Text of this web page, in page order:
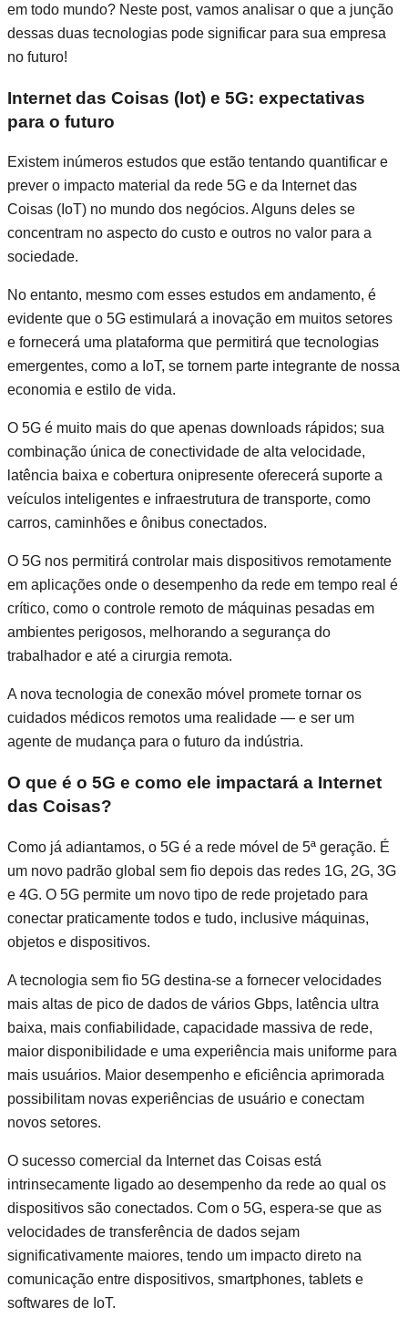
em todo mundo? Neste post, vamos analisar o que a junção
dessas duas tecnologias pode significar para sua empresa
no futuro!
Internet das Coisas (Iot) e 5G: expectativas
para o futuro
Existem inúmeros estudos que estão tentando quantificar e
prever o impacto material da rede 5G e da Internet das
Coisas (IoT) no mundo dos negócios. Alguns deles se
concentram no aspecto do custo e outros no valor para a
sociedade.
No entanto, mesmo com esses estudos em andamento, é
evidente que o 5G estimulará a inovação em muitos setores
e fornecerá uma plataforma que permitirá que tecnologias
emergentes, como a IoT, se tornem parte integrante de nossa
economia e estilo de vida.
O 5G é muito mais do que apenas downloads rápidos; sua
combinação única de conectividade de alta velocidade,
latência baixa e cobertura onipresente oferecerá suporte a
veículos inteligentes e infraestrutura de transporte, como
carros, caminhões e ônibus conectados.
O 5G nos permitirá controlar mais dispositivos remotamente
em aplicações onde o desempenho da rede em tempo real é
crítico, como o controle remoto de máquinas pesadas em
ambientes perigosos, melhorando a segurança do
trabalhador e até a cirurgia remota.
A nova tecnologia de conexão móvel promete tornar os
cuidados médicos remotos uma realidade — e ser um
agente de mudança para o futuro da indústria.
O que é o 5G e como ele impactará a Internet
das Coisas?
Como já adiantamos, o 5G é a rede móvel de 5ª geração. É
um novo padrão global sem fio depois das redes 1G, 2G, 3G
e 4G. O 5G permite um novo tipo de rede projetado para
conectar praticamente todos e tudo, inclusive máquinas,
objetos e dispositivos.
A tecnologia sem fio 5G destina-se a fornecer velocidades
mais altas de pico de dados de vários Gbps, latência ultra
baixa, mais confiabilidade, capacidade massiva de rede,
maior disponibilidade e uma experiência mais uniforme para
mais usuários. Maior desempenho e eficiência aprimorada
possibilitam novas experiências de usuário e conectam
novos setores.
O sucesso comercial da Internet das Coisas está
intrinsecamente ligado ao desempenho da rede ao qual os
dispositivos são conectados. Com o 5G, espera-se que as
velocidades de transferência de dados sejam
significativamente maiores, tendo um impacto direto na
comunicação entre dispositivos, smartphones, tablets e
softwares de IoT.